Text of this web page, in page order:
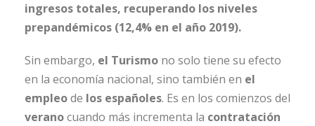
ingresos totales, recuperando los niveles
prepandémicos (12,4% en el año 2019).
Sin embargo, el Turismo no solo tiene su efecto
en la economía nacional, sino también en el
empleode los españoles. Es en los comienzos del
veranocuando más incrementa la contratación